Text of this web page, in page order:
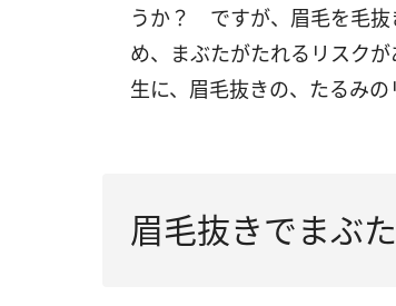
うか？ ですが、眉毛を毛抜
め、まぶたがたれるリスク
生に、眉毛抜きの、たるみ
眉毛抜きでまぶ